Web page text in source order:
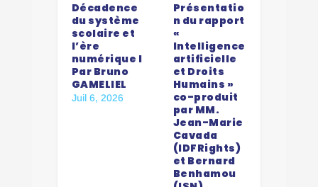
Décadence
du système
scolaire et
l’ère
numérique I
Par Bruno
GAMELIEL
Juil 6, 2026
Présentatio
n du rapport
«
Intelligence
artificielle
et Droits
Humains »
co-produit
par MM.
Jean-Marie
Cavada
(IDFRights)
et Bernard
Benhamou